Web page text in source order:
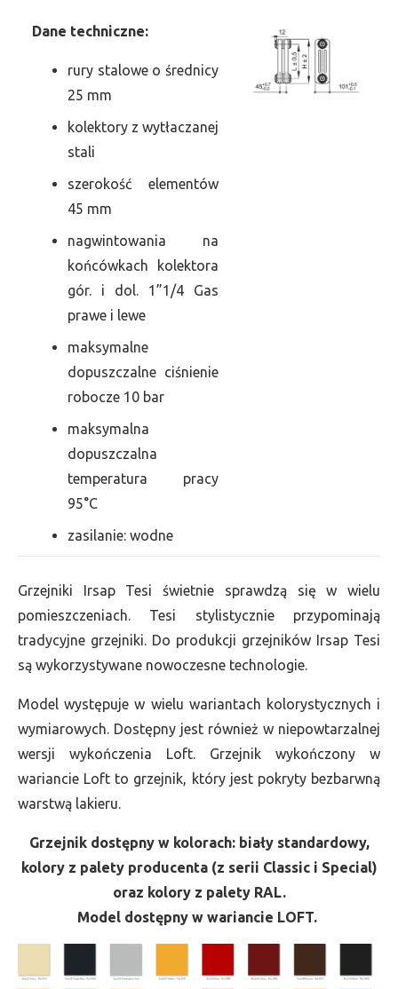
Dane techniczne:
rury stalowe o średnicy
25 mm
kolektory z wytłaczanej
stali
szerokość elementów
45 mm
nagwintowania na
końcówkach kolektora
gór. i dol. 1”1/4 Gas
prawe i lewe
maksymalne
dopuszczalne ciśnienie
robocze 10 bar
maksymalna
dopuszczalna
temperatura pracy
95°C
zasilanie: wodne
Grzejniki Irsap Tesi świetnie sprawdzą się w wielu
pomieszczeniach. Tesi stylistycznie przypominają
tradycyjne grzejniki. Do produkcji grzejników Irsap Tesi
są wykorzystywane nowoczesne technologie.
Model występuje w wielu wariantach kolorystycznych i
wymiarowych. Dostępny jest również w niepowtarzalnej
wersji wykończenia Loft. Grzejnik wykończony w
wariancie Loft to grzejnik, który jest pokryty bezbarwną
warstwą lakieru.
Grzejnik dostępny w kolorach: biały standardowy,
kolory z palety producenta (z serii Classic i Special)
oraz kolory z palety RAL.
Model dostępny w wariancie LOFT.